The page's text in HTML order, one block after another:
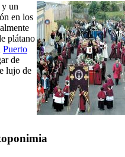
y un
en los
plátano
Puerto
de
lujo de